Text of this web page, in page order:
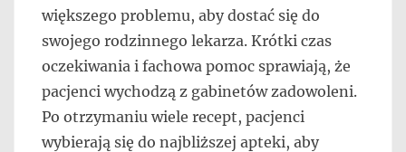
większego problemu, aby dostać się do
swojego rodzinnego lekarza. Krótki czas
oczekiwania i fachowa pomoc sprawiają, że
pacjenci wychodzą z gabinetów zadowoleni.
Po otrzymaniu wiele recept, pacjenci
wybierają się do najbliższej apteki, aby